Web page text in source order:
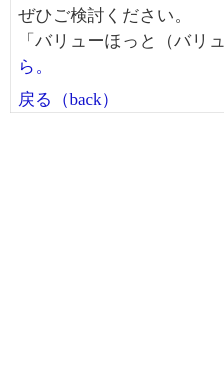
ぜひご検討ください。
「バリューほっと（バリ
ら。
戻る（back）